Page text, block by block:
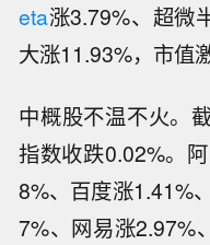
eta涨3.79%、超微
大涨11.93%，市值
中概股不温不火。
指数收跌0.02%。
8%、百度涨1.41%
7%、网易涨2.97%、